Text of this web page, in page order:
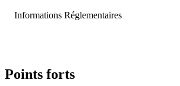
Informations Réglementaires
Points forts